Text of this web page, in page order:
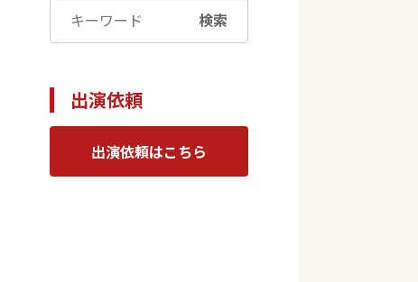
検索
出演依頼
出演依頼はこちら